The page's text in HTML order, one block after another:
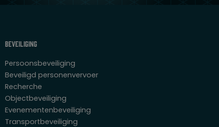
Beveiliging
Persoonsbeveiliging
Beveiligd personenvervoer
Recherche
Objectbeveiliging
Evenementenbeveiliging
Transportbeveiliging